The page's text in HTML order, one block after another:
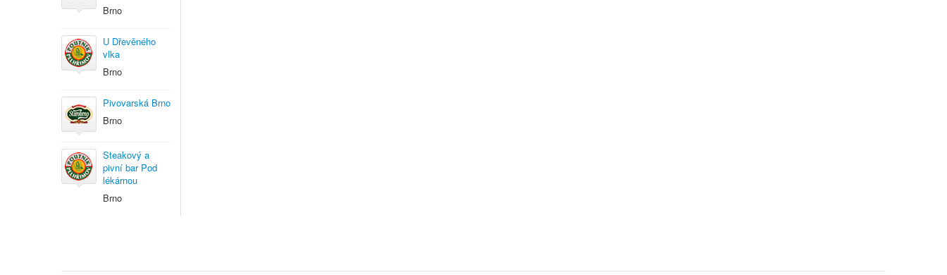
Brno
U Dřevěného
vlka
Brno
Pivovarská Brno
Brno
Steakový a
pivní bar Pod
lékárnou
Brno